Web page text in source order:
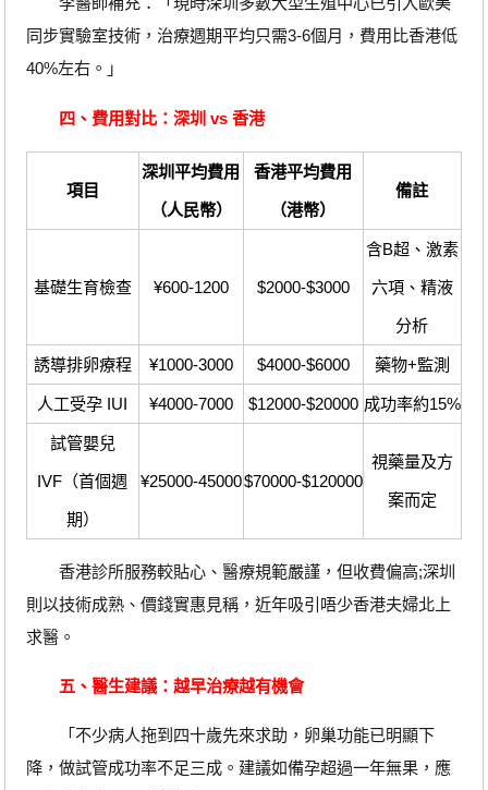
同步實驗室技術，治療週期平均只需3-6個月，費用比香港低
40%左右。」
四、費用對比：深圳 vs 香港
項目
深圳平均費用
（人民幣）
香港平均費用
（港幣）
備註
基礎生育檢查 ¥600-1200 $2000-$3000
含B超、激素
六項、精液
分析
誘導排卵療程 ¥1000-3000 $4000-$6000 藥物+監測
人工受孕 IUI ¥4000-7000 $12000-$20000 成功率約15%
試管嬰兒
IVF（首個週
期）
¥25000-45000$70000-$120000
視藥量及方
案而定
香港診所服務較貼心、醫療規範嚴謹，但收費偏高;深圳
則以技術成熟、價錢實惠見稱，近年吸引唔少香港夫婦北上
求醫。
五、醫生建議：越早治療越有機會
「不少病人拖到四十歲先來求助，卵巢功能已明顯下
降，做試管成功率不足三成。建議如備孕超過一年無果，應